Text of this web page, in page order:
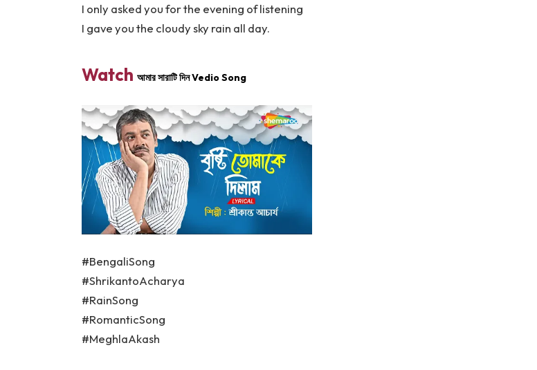
I only asked you for the evening of listening
I gave you the cloudy sky rain all day.
Watch আমার সারাটি দিন Vedio Song
#BengaliSong
#ShrikantoAcharya
#RainSong
#RomanticSong
#MeghlaAkash